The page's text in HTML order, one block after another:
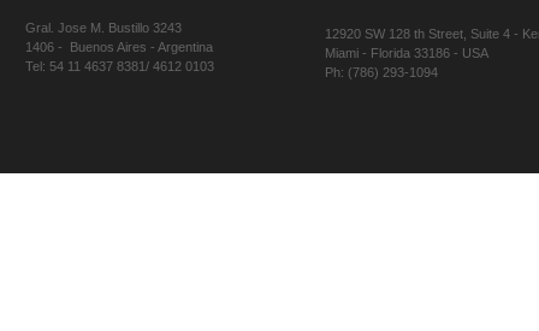
Gral. Jose M. Bustillo 3243
1406 - Buenos Aires - Argentina
Tel: 54 11 4637 8381/ 4612 0103
12920 SW 128 th Street, Suite 4 -
Miami - Florida 33186 - USA
Ph: (786) 293-1094